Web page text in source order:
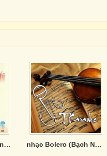
Cơn Mê Tình Ái - Yến Khoa nhạc Bolero (Bạch Ngọc Long)